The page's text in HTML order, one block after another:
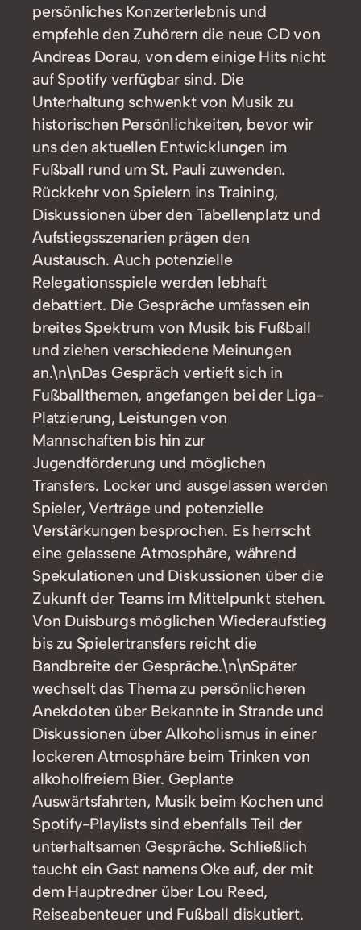
persönliches Konzerterlebnis und
empfehle den Zuhörern die neue CD von
Andreas Dorau, von dem einige Hits nicht
auf Spotify verfügbar sind. Die
Unterhaltung schwenkt von Musik zu
historischen Persönlichkeiten, bevor wir
uns den aktuellen Entwicklungen im
Fußball rund um St. Pauli zuwenden.
Rückkehr von Spielern ins Training,
Diskussionen über den Tabellenplatz und
Aufstiegsszenarien prägen den
Austausch. Auch potenzielle
Relegationsspiele werden lebhaft
debattiert. Die Gespräche umfassen ein
breites Spektrum von Musik bis Fußball
und ziehen verschiedene Meinungen
an.\n\nDas Gespräch vertieft sich in
Fußballthemen, angefangen bei der Liga-
Platzierung, Leistungen von
Mannschaften bis hin zur
Jugendförderung und möglichen
Transfers. Locker und ausgelassen werden
Spieler, Verträge und potenzielle
Verstärkungen besprochen. Es herrscht
eine gelassene Atmosphäre, während
Spekulationen und Diskussionen über die
Zukunft der Teams im Mittelpunkt stehen.
Von Duisburgs möglichen Wiederaufstieg
bis zu Spielertransfers reicht die
Bandbreite der Gespräche.\n\nSpäter
wechselt das Thema zu persönlicheren
Anekdoten über Bekannte in Strande und
Diskussionen über Alkoholismus in einer
lockeren Atmosphäre beim Trinken von
alkoholfreiem Bier. Geplante
Auswärtsfahrten, Musik beim Kochen und
Spotify-Playlists sind ebenfalls Teil der
unterhaltsamen Gespräche. Schließlich
taucht ein Gast namens Oke auf, der mit
dem Hauptredner über Lou Reed,
Reiseabenteuer und Fußball diskutiert.